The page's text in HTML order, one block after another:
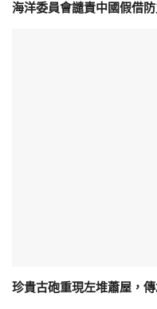
海洋委員會譴責中國假借
珍貴古砲重現左堆蕭屋，